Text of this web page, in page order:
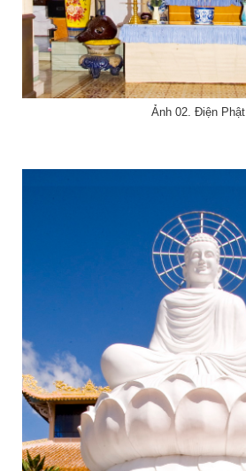
Ảnh 02. Điện Phật